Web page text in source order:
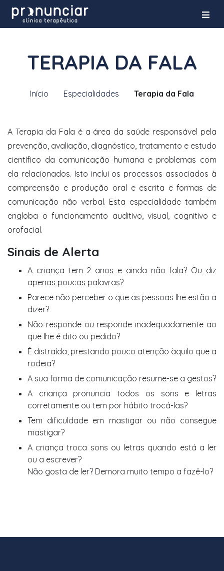
TERAPIA DA FALA
Início Especialidades Terapia da Fala
A Terapia da Fala é a área da saúde responsável pela
prevenção, avaliação, diagnóstico, tratamento e estudo
científico da comunicação humana e problemas com
ela relacionados. Isto inclui os processos associados à
compreensão e produção oral e escrita e formas de
comunicação não verbal. Esta especialidade também
engloba o funcionamento auditivo, visual, cognitivo e
orofacial.
Sinais de Alerta
A criança tem 2 anos e ainda não fala? Ou diz
apenas poucas palavras?
Parece não perceber o que as pessoas lhe estão a
dizer?
Não responde ou responde inadequadamente ao
que lhe é dito ou pedido?
É distraída, prestando pouco atenção àquilo que a
rodeia?
A sua forma de comunicação resume-se a gestos?
A criança pronuncia todos os sons e letras
corretamente ou tem por hábito trocá-las?
Tem dificuldade em mastigar ou não consegue
mastigar?
A criança troca sons ou letras quando está a ler
ou a escrever?
Não gosta de ler? Demora muito tempo a fazê-lo?